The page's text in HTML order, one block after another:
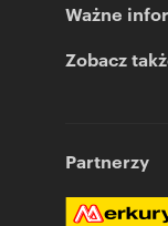
Ważne
Zobacz
Partnerzy